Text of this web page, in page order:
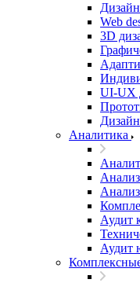
Дизайн
Web
3D
UI‑UX
Аналитика
Аудит
Аудит